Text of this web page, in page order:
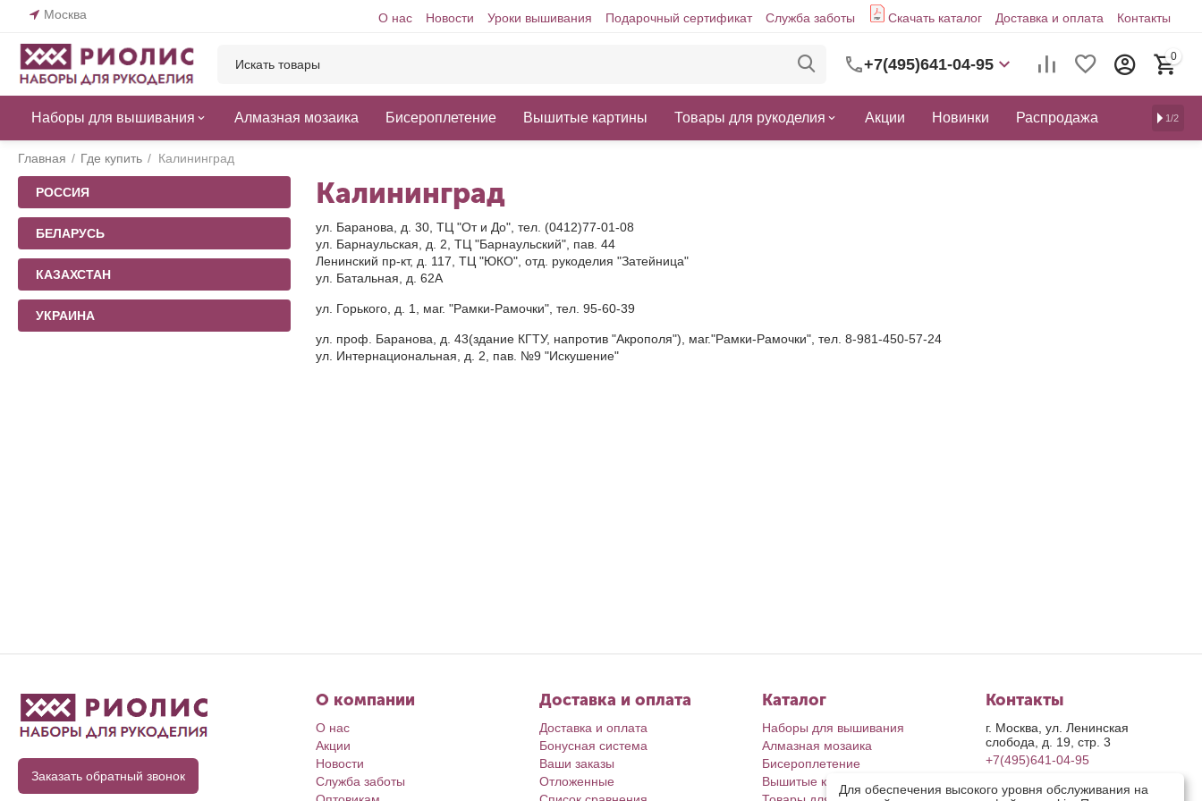
Москва О нас Новости Уроки вышивания Подарочный сертификат Служба заботы Скачать каталог Доставка и оплата Контакты
+7(495)641-04-95 0
Наборы для вышивания Алмазная мозаика Бисероплетение Вышитые картины Товары для рукоделия Акции Новинки Распродажа 1/2
Главная / Где купить / Калининград
РОССИЯ
БЕЛАРУСЬ
КАЗАХСТАН
УКРАИНА
Калининград
ул. Баранова, д. 30, ТЦ "От и До", тел. (0412)77-01-08
ул. Барнаульская, д. 2, ТЦ "Барнаульский", пав. 44
Ленинский пр-кт, д. 117, ТЦ "ЮКО", отд. рукоделия "Затейница"
ул. Батальная, д. 62А
ул. Горького, д. 1, маг. "Рамки-Рамочки", тел. 95-60-39
ул. проф. Баранова, д. 43(здание КГТУ, напротив "Акрополя"), маг."Рамки-Рамочки", тел. 8-981-450-57-24
ул. Интернациональная, д. 2, пав. №9 "Искушение"
Заказать обратный звонок
О компании
О нас
Акции
Новости
Служба заботы
Доставка и оплата
Доставка и оплата
Бонусная система
Ваши заказы
Отложенные
Каталог
Наборы для вышивания
Алмазная мозаика
Бисероплетение
Вышитые картины
Контакты
г. Москва, ул. Ленинская
слобода, д. 19, стр. 3
+7(495)641-04-95
сб, вс: выходные дни
Для обеспечения высокого уровня обслуживания на